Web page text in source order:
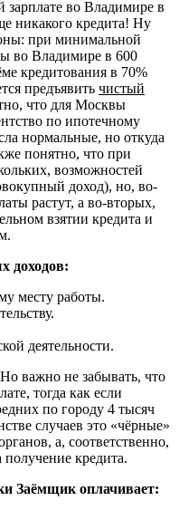
зарплате во Владимире в
никакого кредита! Ну
при минимальной
во Владимире в 600
кредитования в 70%
предъявить чистый
что для Москвы
по ипотечному
нормальные, но откуда
понятно, что при
возможностей
доход), но, во-
растут, а во-вторых,
взятии кредита и
доходов:
месту работы.
деятельности.
важно не забывать, что
тогда как если
по городу 4 тысяч
случаев это «чёрные»
а, соответственно,
кредита.
Заёмщик оплачивает: